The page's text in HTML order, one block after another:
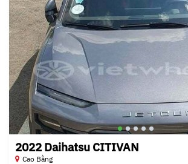
2022 Daihatsu CITIVAN
Cao Bằng